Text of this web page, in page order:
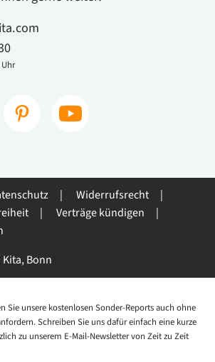
Uhr
Widerrufsrecht
Verträge kündigen
Kita, Bonn
Sie unsere kostenlosen Sonder-Reports auch ohne
Schreiben Sie uns dafür einfach eine kurze
zu unserem E-Mail-Newsletter von Zeit zu Zeit